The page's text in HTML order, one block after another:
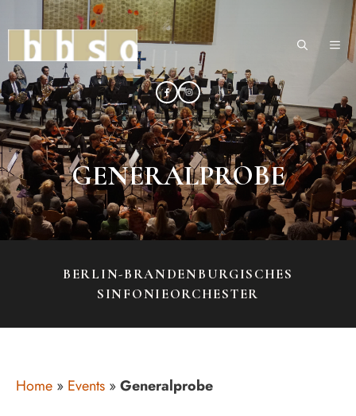
Inhalt
springen
GENERALPROBE
BERLIN-BRANDENBURGISCHES
SINFONIEORCHESTER
Home » Events »Generalprobe